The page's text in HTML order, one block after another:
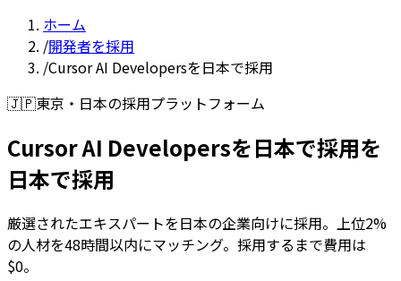
ホーム
/開発者を採用
/Cursor AI Developersを日本で採用
🇯🇵東京・日本の採用プラットフォーム
Cursor AI Developersを日本で採用を
日本で採用
厳選されたエキスパートを日本の企業向けに採用。上位2%
の人材を48時間以内にマッチング。採用するまで費用は
$0。